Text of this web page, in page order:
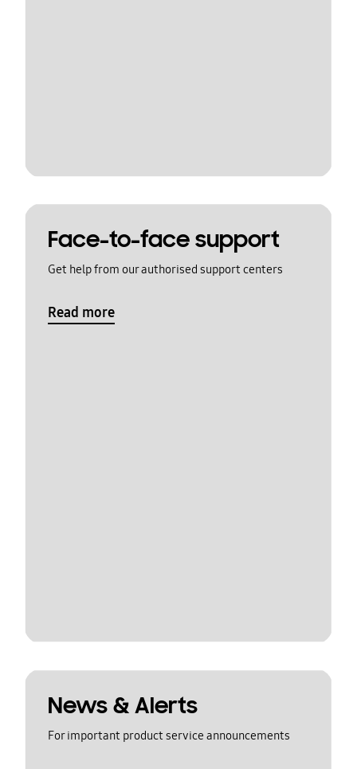
Face-to-face support
Get help from our authorised support centers
Read more
News & Alerts
For important product service announcements